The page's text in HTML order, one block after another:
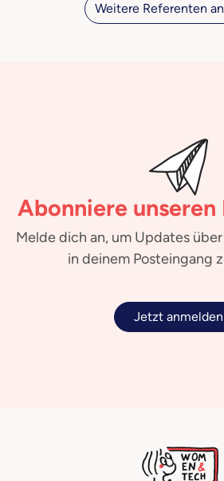
Weitere Referenten
Abonniere
Melde dich an, um Updates
in deinem Posteingang
Jetzt anmelden